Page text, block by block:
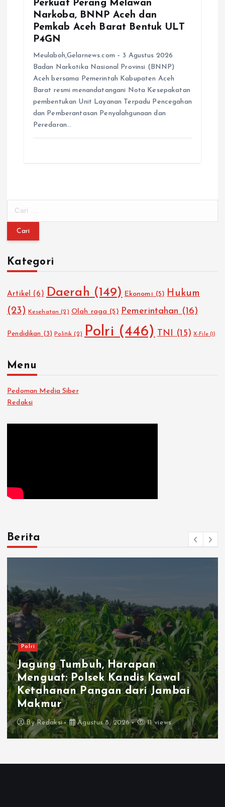
Perkuat Perang Melawan
Narkoba, BNNP Aceh dan
Pemkab Aceh Barat Bentuk ULT
P4GN
Meulaboh,Gelarnews.com – 3 Agustus 2026
Badan Narkotika Nasional Provinsi (BNNP)
Aceh bersama Pemerintah Kabupaten Aceh
Barat resmi menandatangani Nota Kesepakatan
pembentukan Unit Layanan Terpadu Pencegahan
dan Pemberantasan Penyalahgunaan dan
Peredaran…
i
n
t
k
:
Kategori
Artikel (6) Daerah (149) Ekonomi (5) Hukum
(23)
Kesehatan (2) Olah raga (5) Pemerintahan (16)
Pendidikan (3) Politik (2) Polri (446) TNI (15) X-File(1)
Menu
Pedoman Media Siber
Redaksi
Berita
Polri
Jagung Tumbuh, Harapan
Menguat: Polsek Kandis Kawal
Ketahanan Pangan dari Jambai
Makmur
ByRedaksi Agustus 8, 2026 11 views